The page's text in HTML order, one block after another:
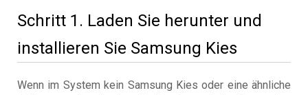
Schritt 1. Laden Sie herunter und
installieren Sie Samsung Kies
Wenn im System kein Samsung Kies oder eine ähnliche